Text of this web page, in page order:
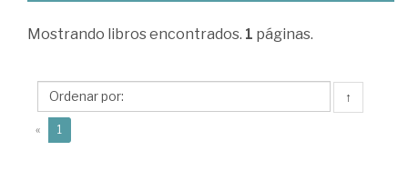
Stutz,
Mostrando libros encontrados. 1 páginas.
↑
« 1